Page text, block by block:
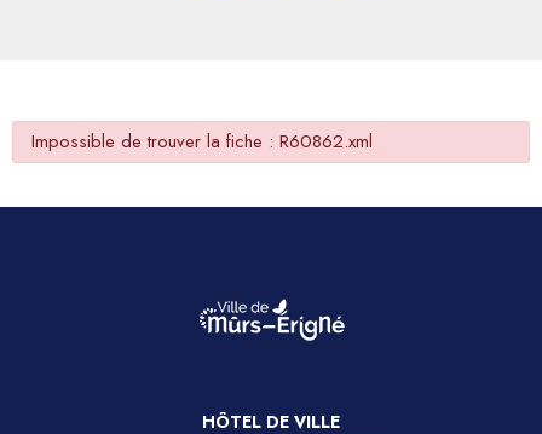
Impossible de trouver la fiche : R60862.xml
HÔTEL DE VILLE